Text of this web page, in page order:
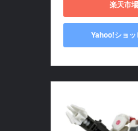
楽天市
Yahoo!ショ